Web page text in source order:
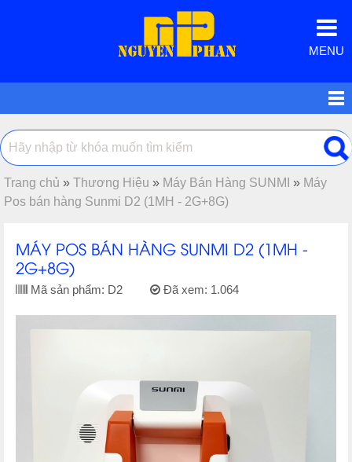
MENU
Trang chủ » Thương Hiệu » Máy Bán Hàng SUNMI » Máy
Pos bán hàng Sunmi D2 (1MH - 2G+8G)
MÁY POS BÁN HÀNG SUNMI D2 (1MH -
2G+8G)
Mã sản phẩm: D2 Đã xem: 1.064